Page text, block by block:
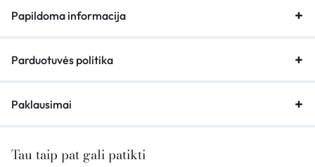
Papildoma informacija
Parduotuvės politika
Paklausimai
Tau taip pat gali patikti